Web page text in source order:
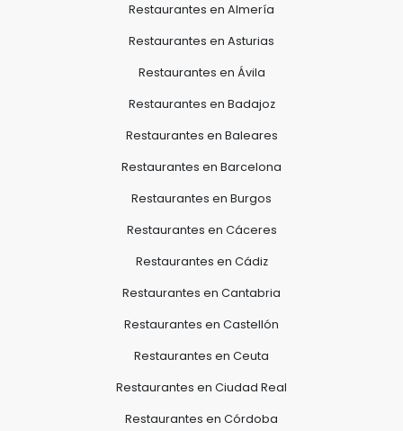
Restaurantes en Almería
Restaurantes en Asturias
Restaurantes en Ávila
Restaurantes en Badajoz
Restaurantes en Baleares
Restaurantes en Barcelona
Restaurantes en Burgos
Restaurantes en Cáceres
Restaurantes en Cádiz
Restaurantes en Cantabria
Restaurantes en Castellón
Restaurantes en Ceuta
Restaurantes en Ciudad Real
Restaurantes en Córdoba